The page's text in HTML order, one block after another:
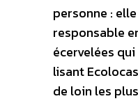
personne :
responsable
écervelées
lisant
de loin les